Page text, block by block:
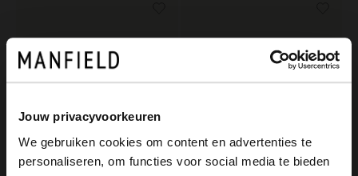
Jouw privacyvoorkeuren
We gebruiken cookies om content en advertenties te
personaliseren, om functies voor social media te bieden